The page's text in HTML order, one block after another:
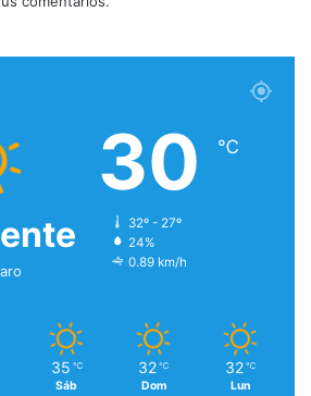
30 ℃
32º - 27º
24%
0.89 km/h
35 ℃
Sáb
32 ℃
Dom
32 ℃
Lun